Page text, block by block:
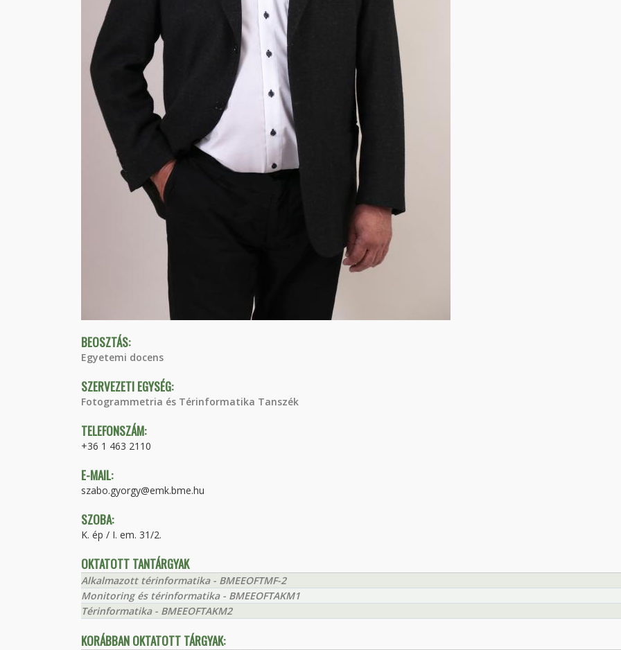
BEOSZTÁS:
Egyetemi docens
SZERVEZETI EGYSÉG:
Fotogrammetria és Térinformatika Tanszék
TELEFONSZÁM:
+36 1 463 2110
E-MAIL:
szabo.gyorgy@emk.bme.hu
SZOBA:
K. ép / I. em. 31/2.
OKTATOTT TANTÁRGYAK
Alkalmazott térinformatika - BMEEOFTMF-2
Monitoring és térinformatika - BMEEOFTAKM1
Térinformatika - BMEEOFTAKM2
KORÁBBAN OKTATOTT TÁRGYAK: